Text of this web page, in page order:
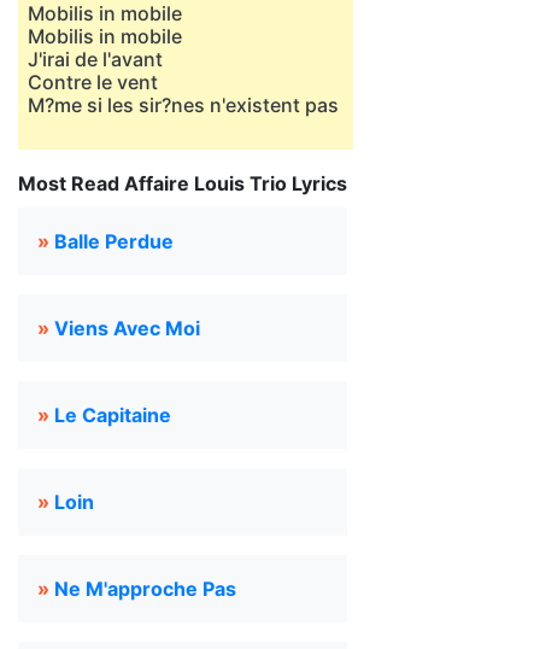
Mobilis in mobile
Mobilis in mobile
J'irai de l'avant
Contre le vent
M?me si les sir?nes n'existent pas
Most Read Affaire Louis Trio Lyrics
» Balle Perdue
» Viens Avec Moi
» Le Capitaine
» Loin
» Ne M'approche Pas